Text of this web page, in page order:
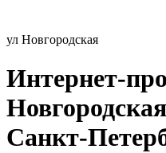
ул Новгородская
Интернет-
Санкт-